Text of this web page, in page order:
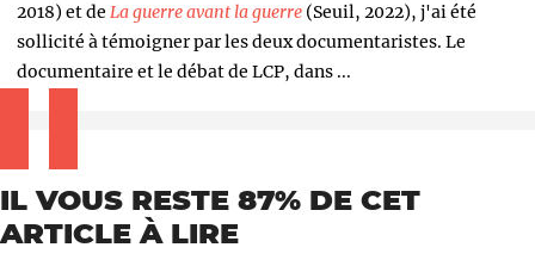
2018) et de La guerre avant la guerre (Seuil, 2022), j'ai été
sollicité à témoigner par les deux documentaristes. Le
documentaire et le débat de LCP, dans ...
IL VOUS RESTE 87% DE CET
ARTICLE À LIRE